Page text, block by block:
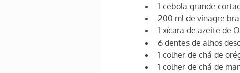
1 cebola grande
200 ml de vinagre
1 xícara de azeite de
6 dentes de alhos
1 colher de chá de
1 colher de chá de